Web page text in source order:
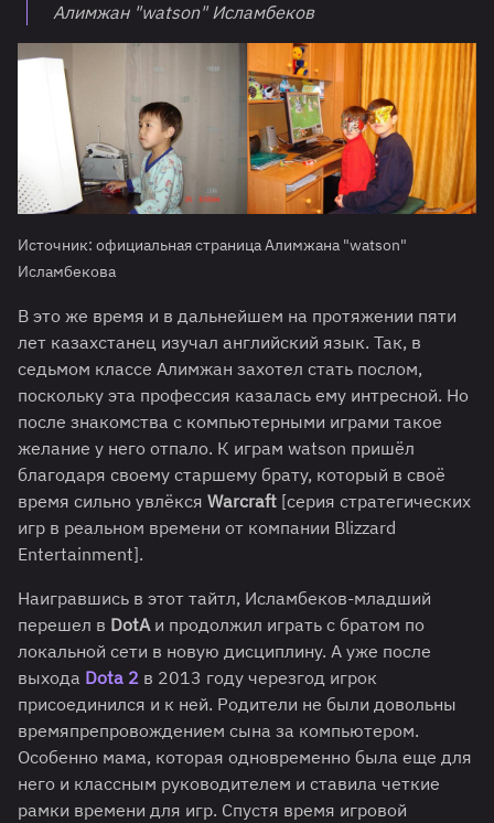
Алимжан "watson" Исламбеков
Источник: официальная страница Алимжана "watson"
Исламбекова
В это же время и в дальнейшем на протяжении пяти
лет казахстанец изучал английский язык. Так, в
седьмом классе Алимжан захотел стать послом,
поскольку эта профессия казалась ему интресной. Но
после знакомства с компьютерными играми такое
желание у него отпало. К играм watson пришёл
благодаря своему старшему брату, который в своё
время сильно увлёкся Warcraft [серия стратегических
игр в реальном времени от компании Blizzard
Entertainment].
Наигравшись в этот тайтл, Исламбеков-младший
перешел в DotAи продолжил играть с братом по
локальной сети в новую дисциплину. А уже после
выхода Dota 2 в 2013 году черезгод игрок
присоединился и к ней. Родители не были довольны
времяпрепровождением сына за компьютером.
Особенно мама, которая одновременно была еще для
него и классным руководителем и ставила четкие
рамки времени для игр. Спустя время игровой